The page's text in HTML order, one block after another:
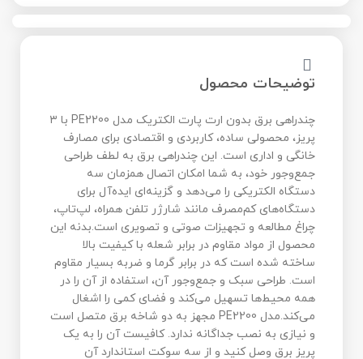
توضیحات محصول
چندراهی برق بدون ارت پارت الکتریک مدل PE2200 با ۳
پریز، محصولی ساده، کاربردی و اقتصادی برای مصارف
خانگی و اداری است. این چندراهی برق به لطف طراحی
جمع‌وجور خود، به شما امکان اتصال همزمان سه
دستگاه الکتریکی را می‌دهد و گزینه‌ای ایده‌آل برای
دستگاه‌های کم‌مصرف مانند شارژر تلفن همراه، لپ‌تاپ،
چراغ مطالعه و تجهیزات صوتی و تصویری است.بدنه این
محصول از مواد مقاوم در برابر شعله با کیفیت بالا
ساخته شده است که در برابر گرما و ضربه بسیار مقاوم
است. طراحی سبک و جمع‌وجور آن، استفاده از آن را در
همه محیط‌ها تسهیل می‌کند و فضای کمی را اشغال
می‌کند.مدل PE2200 مجهز به دو شاخه برق متصل است
و نیازی به نصب جداگانه ندارد. کافیست آن را به یک
پریز برق وصل کنید و از سه سوکت استاندارد آن